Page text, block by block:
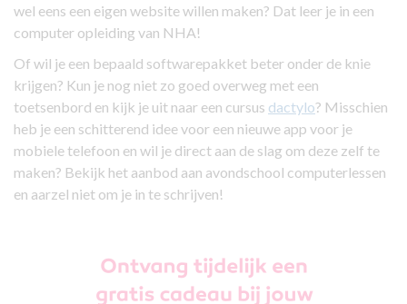
wel eens een eigen website willen maken? Dat leer je in een
computer opleiding van NHA!
Of wil je een bepaald softwarepakket beter onder de knie
krijgen? Kun je nog niet zo goed overweg met een
toetsenbord en kijk je uit naar een cursus dactylo? Misschien
heb je een schitterend idee voor een nieuwe app voor je
mobiele telefoon en wil je direct aan de slag om deze zelf te
maken? Bekijk het aanbod aan avondschool computerlessen
en aarzel niet om je in te schrijven!